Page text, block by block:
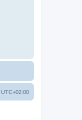
UTC+02:00